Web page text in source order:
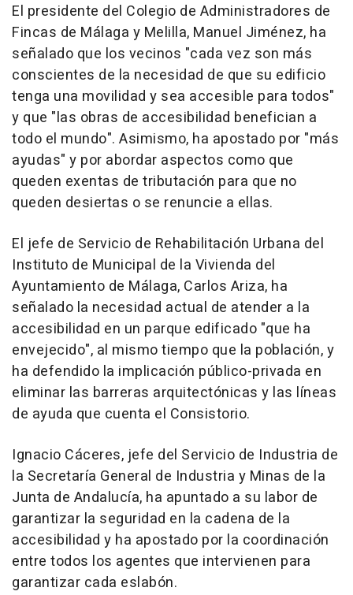
El presidente del Colegio de Administradores de
Fincas de Málaga y Melilla, Manuel Jiménez, ha
señalado que los vecinos "cada vez son más
conscientes de la necesidad de que su edificio
tenga una movilidad y sea accesible para todos"
y que "las obras de accesibilidad benefician a
todo el mundo". Asimismo, ha apostado por "más
ayudas" y por abordar aspectos como que
queden exentas de tributación para que no
queden desiertas o se renuncie a ellas.
El jefe de Servicio de Rehabilitación Urbana del
Instituto de Municipal de la Vivienda del
Ayuntamiento de Málaga, Carlos Ariza, ha
señalado la necesidad actual de atender a la
accesibilidad en un parque edificado "que ha
envejecido", al mismo tiempo que la población, y
ha defendido la implicación público-privada en
eliminar las barreras arquitectónicas y las líneas
de ayuda que cuenta el Consistorio.
Ignacio Cáceres, jefe del Servicio de Industria de
la Secretaría General de Industria y Minas de la
Junta de Andalucía, ha apuntado a su labor de
garantizar la seguridad en la cadena de la
accesibilidad y ha apostado por la coordinación
entre todos los agentes que intervienen para
garantizar cada eslabón.